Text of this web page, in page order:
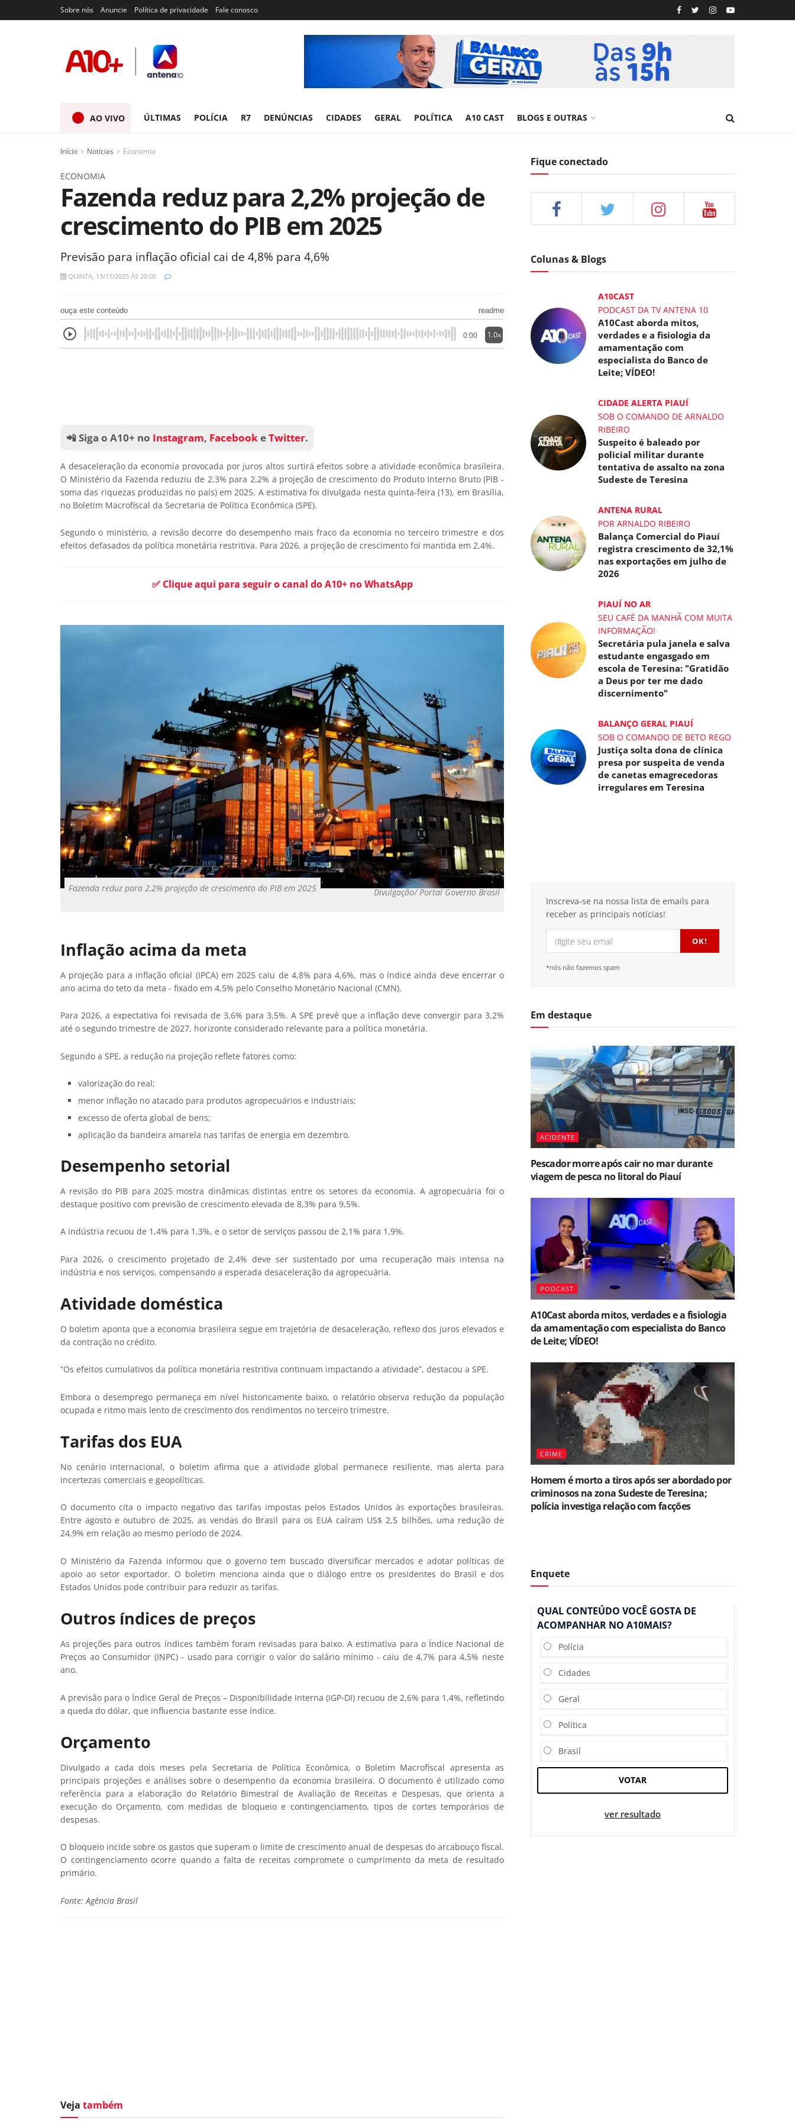
Sobre nós Anuncie Política de privacidade Fale conosco
AO VIVO ÚLTIMAS POLÍCIA R7 DENÚNCIAS CIDADES GERAL POLÍTICA A10 CAST BLOGS E OUTRAS
Início Notícias Economia
ECONOMIA
Fazenda reduz para 2,2% projeção de
crescimento do PIB em 2025
Previsão para inflação oficial cai de 4,8% para 4,6%
QUINTA, 13/11/2025 ÀS 20:00
ouça este conteúdo readme
0:00 1.0x
📲 Siga o A10+ no Instagram, FacebookeTwitter.
A desaceleração da economia provocada por juros altos surtirá efeitos sobre a atividade econômica brasileira.
O Ministério da Fazenda reduziu de 2,3% para 2,2% a projeção de crescimento do Produto Interno Bruto (PIB -
soma das riquezas produzidas no país) em 2025. A estimativa foi divulgada nesta quinta-feira (13), em Brasília,
no Boletim Macrofiscal da Secretaria de Política Econômica (SPE).
Segundo o ministério, a revisão decorre do desempenho mais fraco da economia no terceiro trimestre e dos
efeitos defasados da política monetária restritiva. Para 2026, a projeção de crescimento foi mantida em 2,4%.
✅ Clique aqui para seguir o canal do A10+ no WhatsApp
Fazenda reduz para 2,2% projeção de crescimento do PIB em 2025 Divulgação/ Portal Governo Brasil
Inflação acima da meta
A projeção para a inflação oficial (IPCA) em 2025 caiu de 4,8% para 4,6%, mas o índice ainda deve encerrar o
ano acima do teto da meta - fixado em 4,5% pelo Conselho Monetário Nacional (CMN).
Para 2026, a expectativa foi revisada de 3,6% para 3,5%. A SPE prevê que a inflação deve convergir para 3,2%
até o segundo trimestre de 2027, horizonte considerado relevante para a política monetária.
Segundo a SPE, a redução na projeção reflete fatores como:
valorização do real;
menor inflação no atacado para produtos agropecuários e industriais;
excesso de oferta global de bens;
aplicação da bandeira amarela nas tarifas de energia em dezembro.
Desempenho setorial
A revisão do PIB para 2025 mostra dinâmicas distintas entre os setores da economia. A agropecuária foi o
destaque positivo com previsão de crescimento elevada de 8,3% para 9,5%.
A indústria recuou de 1,4% para 1,3%, e o setor de serviços passou de 2,1% para 1,9%.
Para 2026, o crescimento projetado de 2,4% deve ser sustentado por uma recuperação mais intensa na
indústria e nos serviços, compensando a esperada desaceleração da agropecuária.
Atividade doméstica
O boletim aponta que a economia brasileira segue em trajetória de desaceleração, reflexo dos juros elevados e
da contração no crédito.
“Os efeitos cumulativos da política monetária restritiva continuam impactando a atividade”, destacou a SPE.
Embora o desemprego permaneça em nível historicamente baixo, o relatório observa redução da população
ocupada e ritmo mais lento de crescimento dos rendimentos no terceiro trimestre.
Tarifas dos EUA
No cenário internacional, o boletim afirma que a atividade global permanece resiliente, mas alerta para
incertezas comerciais e geopolíticas.
O documento cita o impacto negativo das tarifas impostas pelos Estados Unidos às exportações brasileiras.
Entre agosto e outubro de 2025, as vendas do Brasil para os EUA caíram US$ 2,5 bilhões, uma redução de
24,9% em relação ao mesmo período de 2024.
O Ministério da Fazenda informou que o governo tem buscado diversificar mercados e adotar políticas de
apoio ao setor exportador. O boletim menciona ainda que o diálogo entre os presidentes do Brasil e dos
Estados Unidos pode contribuir para reduzir as tarifas.
Outros índices de preços
As projeções para outros índices também foram revisadas para baixo. A estimativa para o Índice Nacional de
Preços ao Consumidor (INPC) - usado para corrigir o valor do salário mínimo - caiu de 4,7% para 4,5% neste
ano.
A previsão para o Índice Geral de Preços – Disponibilidade Interna (IGP-DI) recuou de 2,6% para 1,4%, refletindo
a queda do dólar, que influencia bastante esse índice.
Orçamento
Divulgado a cada dois meses pela Secretaria de Política Econômica, o Boletim Macrofiscal apresenta as
principais projeções e análises sobre o desempenho da economia brasileira. O documento é utilizado como
referência para a elaboração do Relatório Bimestral de Avaliação de Receitas e Despesas, que orienta a
execução do Orçamento, com medidas de bloqueio e contingenciamento, tipos de cortes temporários de
despesas.
O bloqueio incide sobre os gastos que superam o limite de crescimento anual de despesas do arcabouço fiscal.
O contingenciamento ocorre quando a falta de receitas compromete o cumprimento da meta de resultado
primário.
Fonte: Agência Brasil
Veja também
Fique conectado
Colunas & Blogs
A10CAST
PODCAST DA TV ANTENA 10
A10Cast aborda mitos,
verdades e a fisiologia da
amamentação com
especialista do Banco de
Leite; VÍDEO!
CIDADE ALERTA PIAUÍ
SOB O COMANDO DE ARNALDO
RIBEIRO
Suspeito é baleado por
policial militar durante
tentativa de assalto na zona
Sudeste de Teresina
ANTENA RURAL
POR ARNALDO RIBEIRO
Balança Comercial do Piauí
registra crescimento de 32,1%
nas exportações em julho de
2026
PIAUÍ NO AR
SEU CAFÉ DA MANHÃ COM MUITA
INFORMAÇÃO!
Secretária pula janela e salva
estudante engasgado em
escola de Teresina: "Gratidão
a Deus por ter me dado
discernimento"
BALANÇO GERAL PIAUÍ
SOB O COMANDO DE BETO REGO
Justiça solta dona de clínica
presa por suspeita de venda
de canetas emagrecedoras
irregulares em Teresina
Inscreva-se na nossa lista de emails para
receber as principais notícias!
*nós não fazemos spam
Em destaque
ACIDENTE
Pescador morre após cair no mar durante
viagem de pesca no litoral do Piauí
PODCAST
A10Cast aborda mitos, verdades e a fisiologia
da amamentação com especialista do Banco
de Leite; VÍDEO!
CRIME
Homem é morto a tiros após ser abordado por
criminosos na zona Sudeste de Teresina;
polícia investiga relação com facções
Enquete
QUAL CONTEÚDO VOCÊ GOSTA DE
ACOMPANHAR NO A10MAIS?
Polícia
Cidades
Geral
Política
Brasil
VOTAR
ver resultado